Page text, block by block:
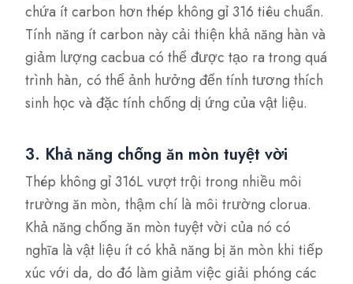
chứa ít carbon hơn thép không gỉ 316 tiêu chuẩn.
Tính năng ít carbon này cải thiện khả năng hàn và
giảm lượng cacbua có thể được tạo ra trong quá
trình hàn, có thể ảnh hưởng đến tính tương thích
sinh học và đặc tính chống dị ứng của vật liệu.
3. Khả năng chống ăn mòn tuyệt vời
Thép không gỉ 316L vượt trội trong nhiều môi
trường ăn mòn, thậm chí là môi trường clorua.
Khả năng chống ăn mòn tuyệt vời của nó có
nghĩa là vật liệu ít có khả năng bị ăn mòn khi tiếp
xúc với da, do đó làm giảm việc giải phóng các